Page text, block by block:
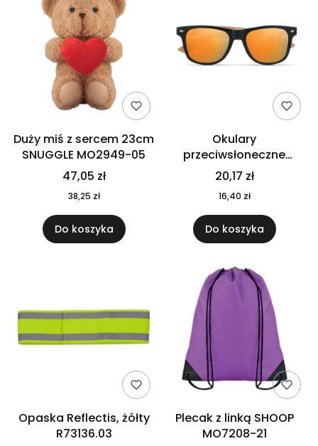
Duży miś z sercem 23cm
SNUGGLE MO2949-05
47,05 zł
38,25 zł
Do koszyka
Okulary
przeciwsłoneczne
CALIFORNIA TOUCH
MO9617-10
20,17 zł
16,40 zł
Do koszyka
Opaska Reflectis, żółty
R73136.03
Plecak z linką SHOOP
MO7208-21